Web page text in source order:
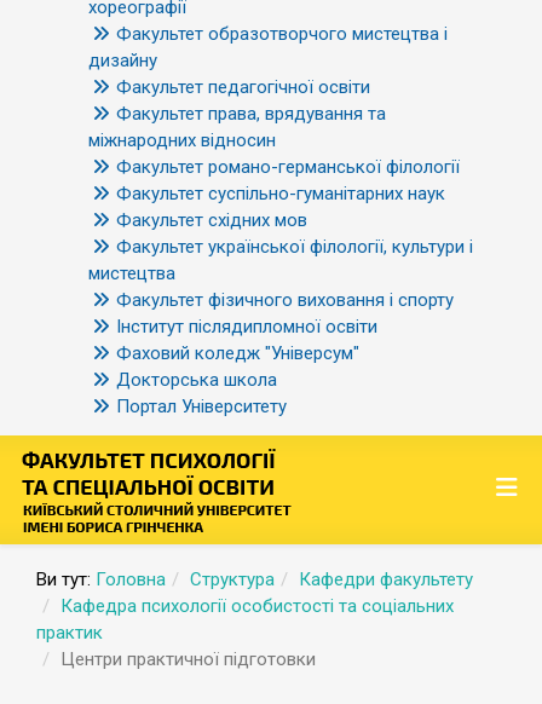
хореографії
Факультет образотворчого мистецтва і
дизайну
Факультет педагогічної освіти
Факультет права, врядування та
міжнародних відносин
Факультет романо-германської філології
Факультет суспільно-гуманітарних наук
Факультет східних мов
Факультет української філології, культури і
мистецтва
Факультет фізичного виховання і спорту
Інститут післядипломної освіти
Фаховий коледж "Універсум"
Докторська школа
Портал Університету
Ви тут: Головна Структура
Кафедри факультету
Кафедра психології особистості та соціальних
практик
Центри практичної підготовки